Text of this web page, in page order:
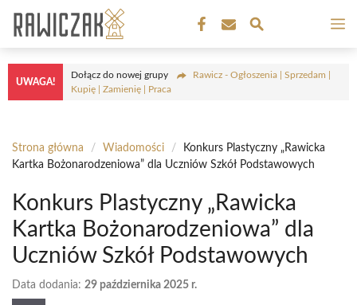
treści
UWAGA!
Dołącz do nowej grupy
Rawicz - Ogłoszenia | Sprzedam |
Kupię | Zamienię | Praca
Strona główna / Wiadomości /
Konkurs Plastyczny „Rawicka
Kartka Bożonarodzeniowa” dla Uczniów Szkół Podstawowych
Konkurs Plastyczny „Rawicka
Kartka Bożonarodzeniowa” dla
Uczniów Szkół Podstawowych
Data dodania: 29 października 2025 r.